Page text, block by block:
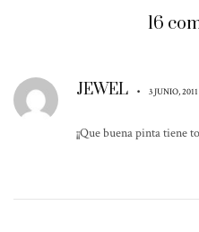
16
JEWEL • 3 JUNIO,
¡¡Que buena pinta tiene